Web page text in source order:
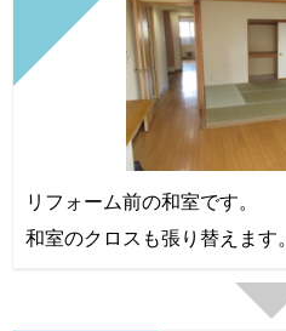
リフォーム前の和室です。
和室のクロスも張り替えます。